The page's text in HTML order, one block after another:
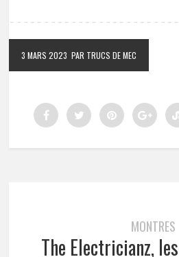
3 MARS 2023 PAR TRUCS DE MEC
MONTRES
The Electricianz,